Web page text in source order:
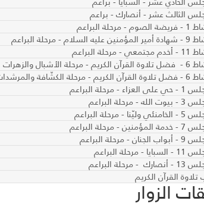
الثالث عشر - أنصارك - براعم
مرحلة البراعم
السلام - مرحلة البراعم
- مرحلة البراعم
مرحلة الأشبال والزهرات
الكشّافة والمرشدات
- مرحلة البراعم
- مرحلة البراعم
- مرحلة البراعم
- مرحلة البراعم
- مرحلة البراعم
- مرحلة البراعم
- مرحلة البراعم
تلاوة القرآن الكريم
الزوار